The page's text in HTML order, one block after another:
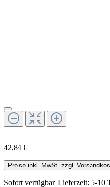
42,84 €
Preise inkl. MwSt. zzgl.
Sofort verfügbar, Lieferzeit: 5-10